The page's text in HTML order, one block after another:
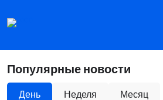
Популярные новости
День Неделя Месяц